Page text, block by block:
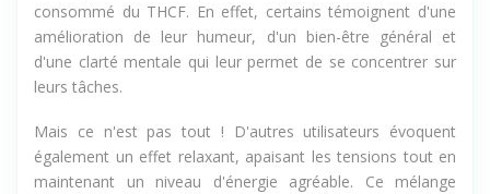
consommé du THCF. En effet, certains témoignent d'une
amélioration de leur humeur, d'un bien-être général et
d'une clarté mentale qui leur permet de se concentrer sur
leurs tâches.
Mais ce n'est pas tout ! D'autres utilisateurs évoquent
également un effet relaxant, apaisant les tensions tout en
maintenant un niveau d'énergie agréable. Ce mélange